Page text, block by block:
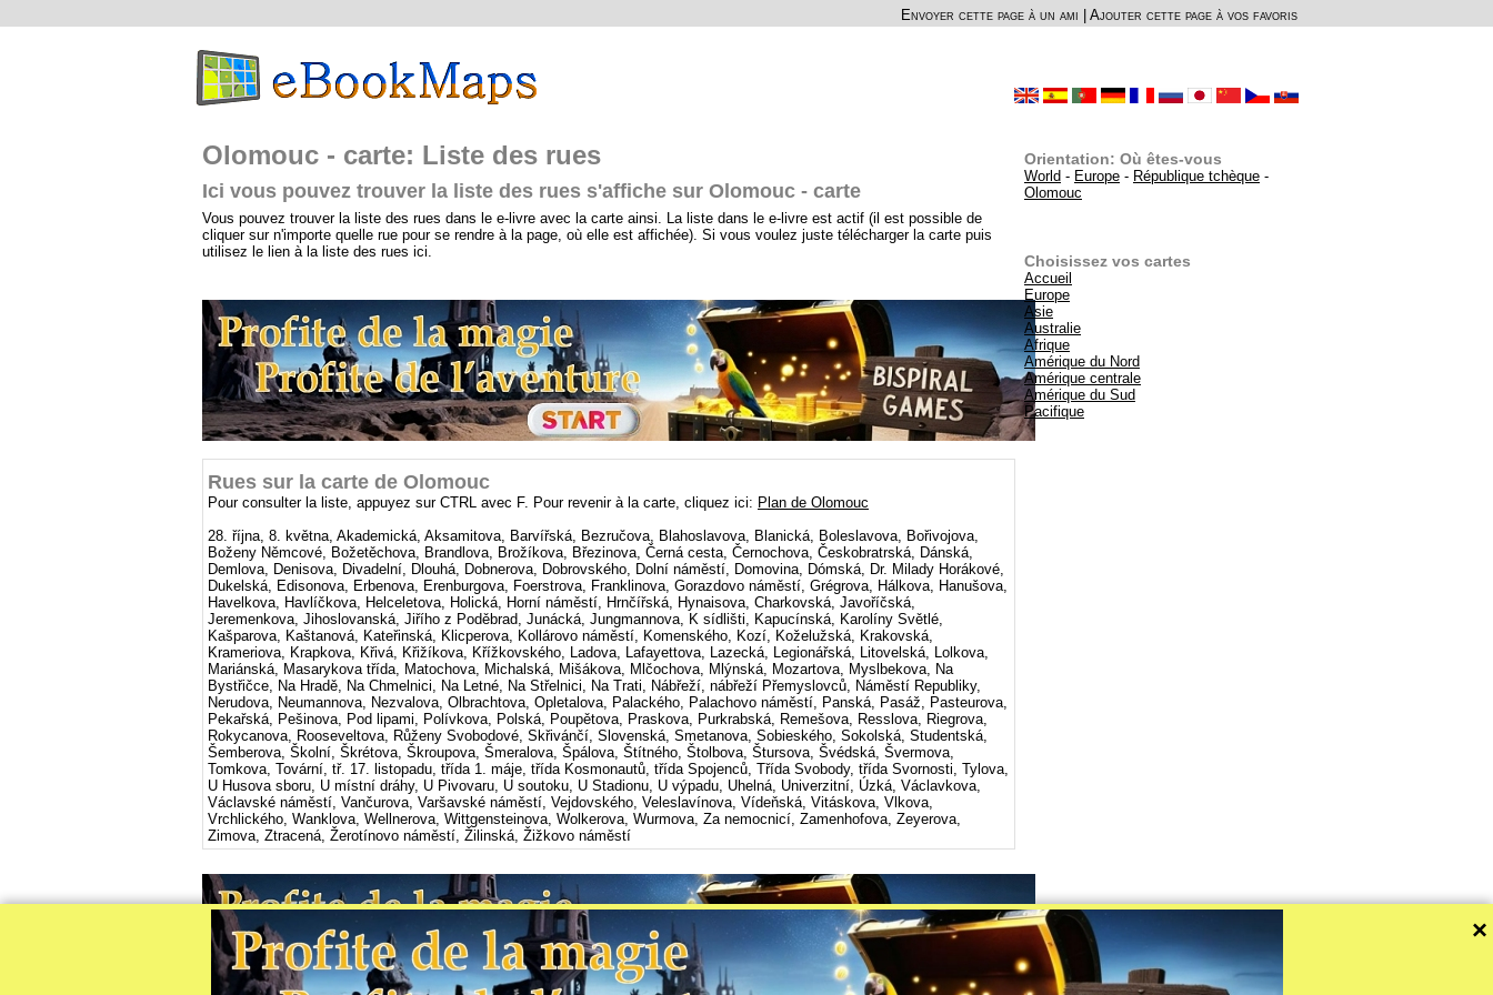
Envoyer cette page à un ami Ajouter cette page à vos favoris
Olomouc - carte: Liste des rues
Ici vous pouvez trouver la liste des rues s'affiche sur Olomouc - carte
Vous pouvez trouver la liste des rues dans le e-livre avec la carte ainsi. La liste dans le e-livre est actif (il est possible de
cliquer sur n'importe quelle rue pour se rendre à la page, où elle est affichée). Si vous voulez juste télécharger la carte puis
utilisez le lien à la liste des rues ici.
Rues sur la carte de Olomouc
Pour consulter la liste, appuyez sur CTRL avec F. Pour revenir à la carte, cliquez ici: Plan de Olomouc
28. října, 8. května, Akademická, Aksamitova, Barvířská, Bezručova, Blahoslavova, Blanická, Boleslavova, Bořivojova,
Boženy Němcové, Božetěchova, Brandlova, Brožíkova, Březinova, Černá cesta, Černochova, Českobratrská, Dánská,
Demlova, Denisova, Divadelní, Dlouhá, Dobnerova, Dobrovského, Dolní náměstí, Domovina, Dómská, Dr. Milady Horákové,
Dukelská, Edisonova, Erbenova, Erenburgova, Foerstrova, Franklinova, Gorazdovo náměstí, Grégrova, Hálkova, Hanušova,
Havelkova, Havlíčkova, Helceletova, Holická, Horní náměstí, Hrnčířská, Hynaisova, Charkovská, Javoříčská,
Jeremenkova, Jihoslovanská, Jiřího z Poděbrad, Junácká, Jungmannova, K sídlišti, Kapucínská, Karolíny Světlé,
Kašparova, Kaštanová, Kateřinská, Klicperova, Kollárovo náměstí, Komenského, Kozí, Koželužská, Krakovská,
Krameriova, Krapkova, Křivá, Křižíkova, Křížkovského, Ladova, Lafayettova, Lazecká, Legionářská, Litovelská, Lolkova,
Mariánská, Masarykova třída, Matochova, Michalská, Mišákova, Mlčochova, Mlýnská, Mozartova, Myslbekova, Na
Bystřičce, Na Hradě, Na Chmelnici, Na Letné, Na Střelnici, Na Trati, Nábřeží, nábřeží Přemyslovců, Náměstí Republiky,
Nerudova, Neumannova, Nezvalova, Olbrachtova, Opletalova, Palackého, Palachovo náměstí, Panská, Pasáž, Pasteurova,
Pekařská, Pešinova, Pod lipami, Polívkova, Polská, Poupětova, Praskova, Purkrabská, Remešova, Resslova, Riegrova,
Rokycanova, Rooseveltova, Růženy Svobodové, Skřivánčí, Slovenská, Smetanova, Sobieského, Sokolská, Studentská,
Šemberova, Školní, Škrétova, Škroupova, Šmeralova, Špálova, Štítného, Štolbova, Štursova, Švédská, Švermova,
Tomkova, Tovární, tř. 17. listopadu, třída 1. máje, třída Kosmonautů, třída Spojenců, Třída Svobody, třída Svornosti, Tylova,
U Husova sboru, U místní dráhy, U Pivovaru, U soutoku, U Stadionu, U výpadu, Uhelná, Univerzitní, Úzká, Václavkova,
Václavské náměstí, Vančurova, Varšavské náměstí, Vejdovského, Veleslavínova, Vídeňská, Vitáskova, Vlkova,
Vrchlického, Wanklova, Wellnerova, Wittgensteinova, Wolkerova, Wurmova, Za nemocnicí, Zamenhofova, Zeyerova,
Zimova, Ztracená, Žerotínovo náměstí, Žilinská, Žižkovo náměstí
Orientation: Où êtes-vous
World - Europe - République tchèque -
Olomouc
Choisissez vos cartes
Accueil
Europe
Asie
Australie
Afrique
Amérique du Nord
Amérique centrale
Amérique du Sud
Pacifique
×